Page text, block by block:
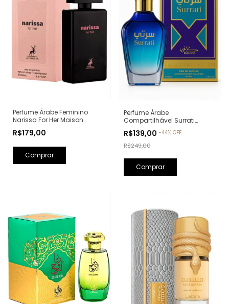
Perfume Árabe Feminino
Narissa For Her Maison
100ml (Ref. Olfativa: Narciso
R$179,00
Perfume Árabe
Compartilhável Surrati
Parfum - 100ml (Ref. Olfativa:
Erba Pura Xerjoff)
R$139,00 -44% OFF
R$249,00